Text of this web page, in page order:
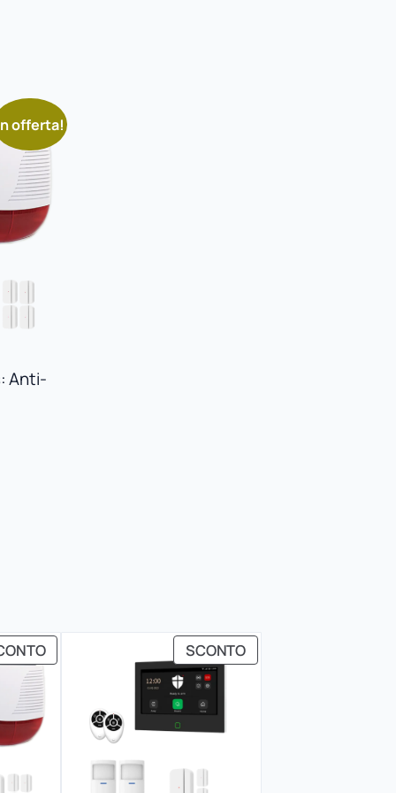
offerta!
Anti-
PRODOTTO
IN
SCONTOPRODOTTO
IN